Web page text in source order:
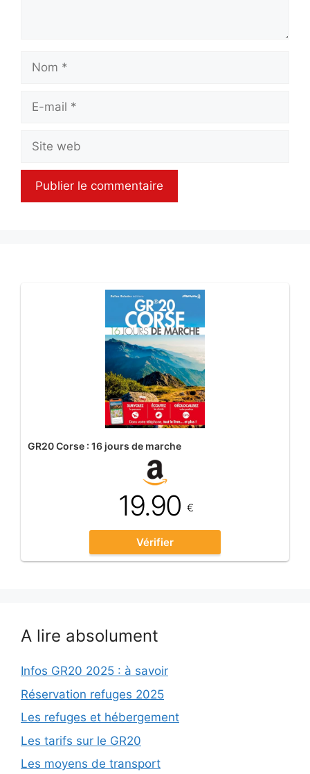
Nom
Site
web
GR20 Corse : 16 jours de marche
19.90€
Vérifier
A lire absolument
Infos GR20 2025 : à savoir
Réservation refuges 2025
Les refuges et hébergement
Les tarifs sur le GR20
Les moyens de transport